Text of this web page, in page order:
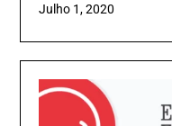
Julho 1, 2020